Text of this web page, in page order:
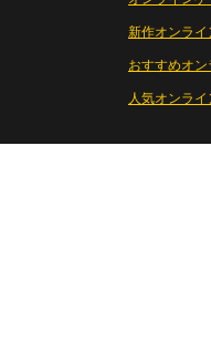
新作オンライ
おすすめオ
人気オンラ